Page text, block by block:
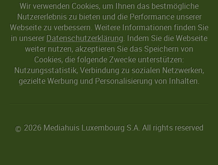
Wir verwenden Cookies, um Ihnen das bestmögliche
Nutzererlebnis zu bieten und die Performance unserer
Webseite zu verbessern. Weitere Informationen finden Sie
in unserer Datenschutzerklärung. Indem Sie die Webseite
weiter nutzen, akzeptieren Sie das Speichern von
Cookies, die folgende Zwecke unterstützen:
Nutzungsstatistik, Verbindung zu sozialen Netzwerken,
gezielte Werbung und Personalisierung von Inhalten.
© 2026 Mediahuis Luxembourg S.A. All rights reserved